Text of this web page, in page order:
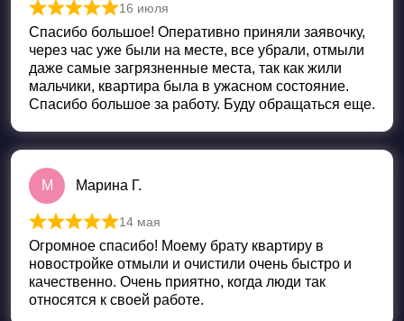
Оценка
16 июля
Спасибо большое! Оперативно приняли заявочку,
через час уже были на месте, все убрали, отмыли
даже самые загрязненные места, так как жили
мальчики, квартира была в ужасном состояние.
Спасибо большое за работу. Буду обращаться еще.
М Марина Г.
Оценка
14 мая
Огромное спасибо! Моему брату квартиру в
новостройке отмыли и очистили очень быстро и
качественно. Очень приятно, когда люди так
относятся к своей работе.